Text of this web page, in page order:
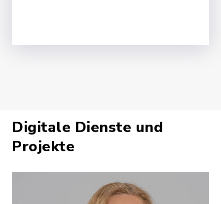
Digitale Dienste und
Projekte